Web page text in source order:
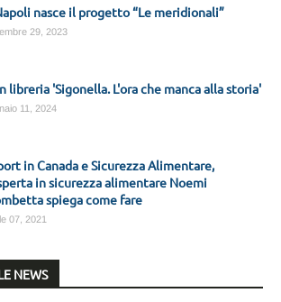
nasce il progetto “Le meridionali”
29, 2023
libreria 'Sigonella. L'ora che manca alla storia'
11, 2024
in Canada e Sicurezza Alimentare,
in sicurezza alimentare Noemi
spiega come fare
07, 2021
NEWS